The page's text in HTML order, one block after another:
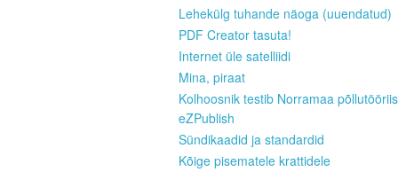
Lehekülg tuhande näoga (uuendatud)
PDF Creator tasuta!
Internet üle satelliidi
Mina, piraat
Kolhoosnik testib Norramaa
eZPublish
Sündikaadid ja standardid
Kõige pisematele krattidele